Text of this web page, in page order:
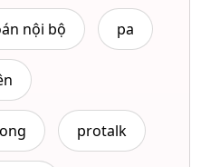
nội bộ pa
protalk